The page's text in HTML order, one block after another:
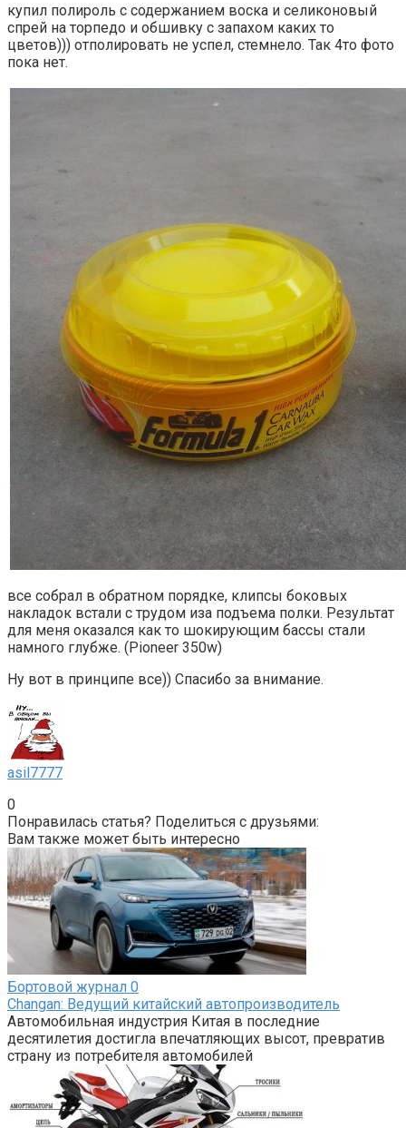
купил полироль с содержанием воска и селиконовый
спрей на торпедо и обшивку с запахом каких то
цветов))) отполировать не успел, стемнело. Так 4то фото
пока нет.
все собрал в обратном порядке, клипсы боковых
накладок встали с трудом иза подъема полки. Результат
для меня оказался как то шокирующим бассы стали
намного глубже. (Pioneer 350w)
Ну вот в принципе все)) Спасибо за внимание.
asil7777
0
Понравилась статья? Поделиться с друзьями:
Вам также может быть интересно
Бортовой журнал 0
Changan: Ведущий китайский автопроизводитель
Автомобильная индустрия Китая в последние
десятилетия достигла впечатляющих высот, превратив
страну из потребителя автомобилей